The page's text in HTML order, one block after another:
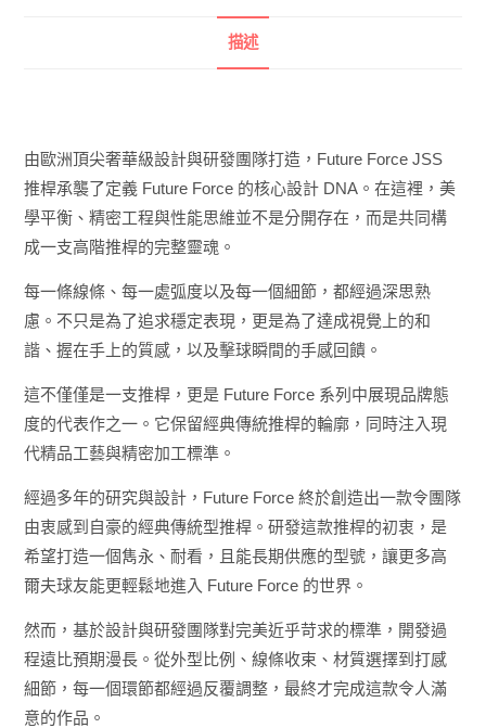
描述
由歐洲頂尖奢華級設計與研發團隊打造，Future Force JSS
推桿承襲了定義 Future Force 的核心設計 DNA。在這裡，美
學平衡、精密工程與性能思維並不是分開存在，而是共同構
成一支高階推桿的完整靈魂。
每一條線條、每一處弧度以及每一個細節，都經過深思熟
慮。不只是為了追求穩定表現，更是為了達成視覺上的和
諧、握在手上的質感，以及擊球瞬間的手感回饋。
這不僅僅是一支推桿，更是 Future Force 系列中展現品牌態
度的代表作之一。它保留經典傳統推桿的輪廓，同時注入現
代精品工藝與精密加工標準。
經過多年的研究與設計，Future Force 終於創造出一款令團隊
由衷感到自豪的經典傳統型推桿。研發這款推桿的初衷，是
希望打造一個雋永、耐看，且能長期供應的型號，讓更多高
爾夫球友能更輕鬆地進入 Future Force 的世界。
然而，基於設計與研發團隊對完美近乎苛求的標準，開發過
程遠比預期漫長。從外型比例、線條收束、材質選擇到打感
細節，每一個環節都經過反覆調整，最終才完成這款令人滿
意的作品。